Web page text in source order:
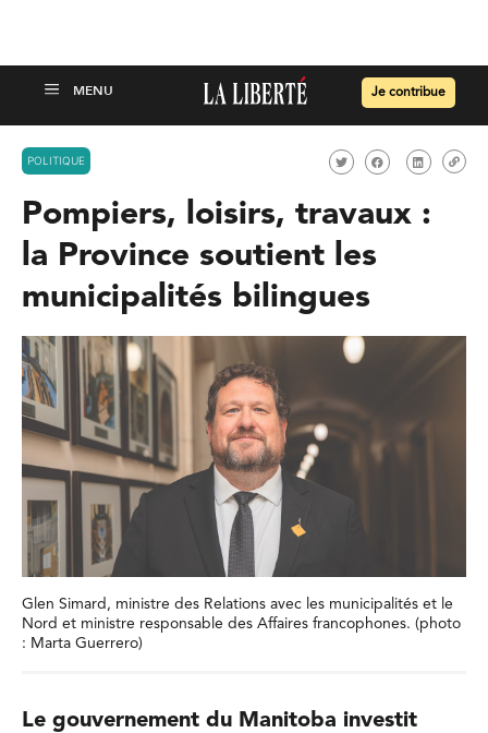
Je contribue
POLITIQUE
Pompiers, loisirs, travaux :
la Province soutient les
municipalités bilingues
Glen Simard, ministre des Relations avec les municipalités et le
Nord et ministre responsable des Affaires francophones. (photo
: Marta Guerrero)
Le gouvernement du Manitoba investit